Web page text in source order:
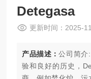
Detegasa
更新时间：2025-
产品描述：公司简介: 公司成立于1965年，凭借多年
验和良好的历史，